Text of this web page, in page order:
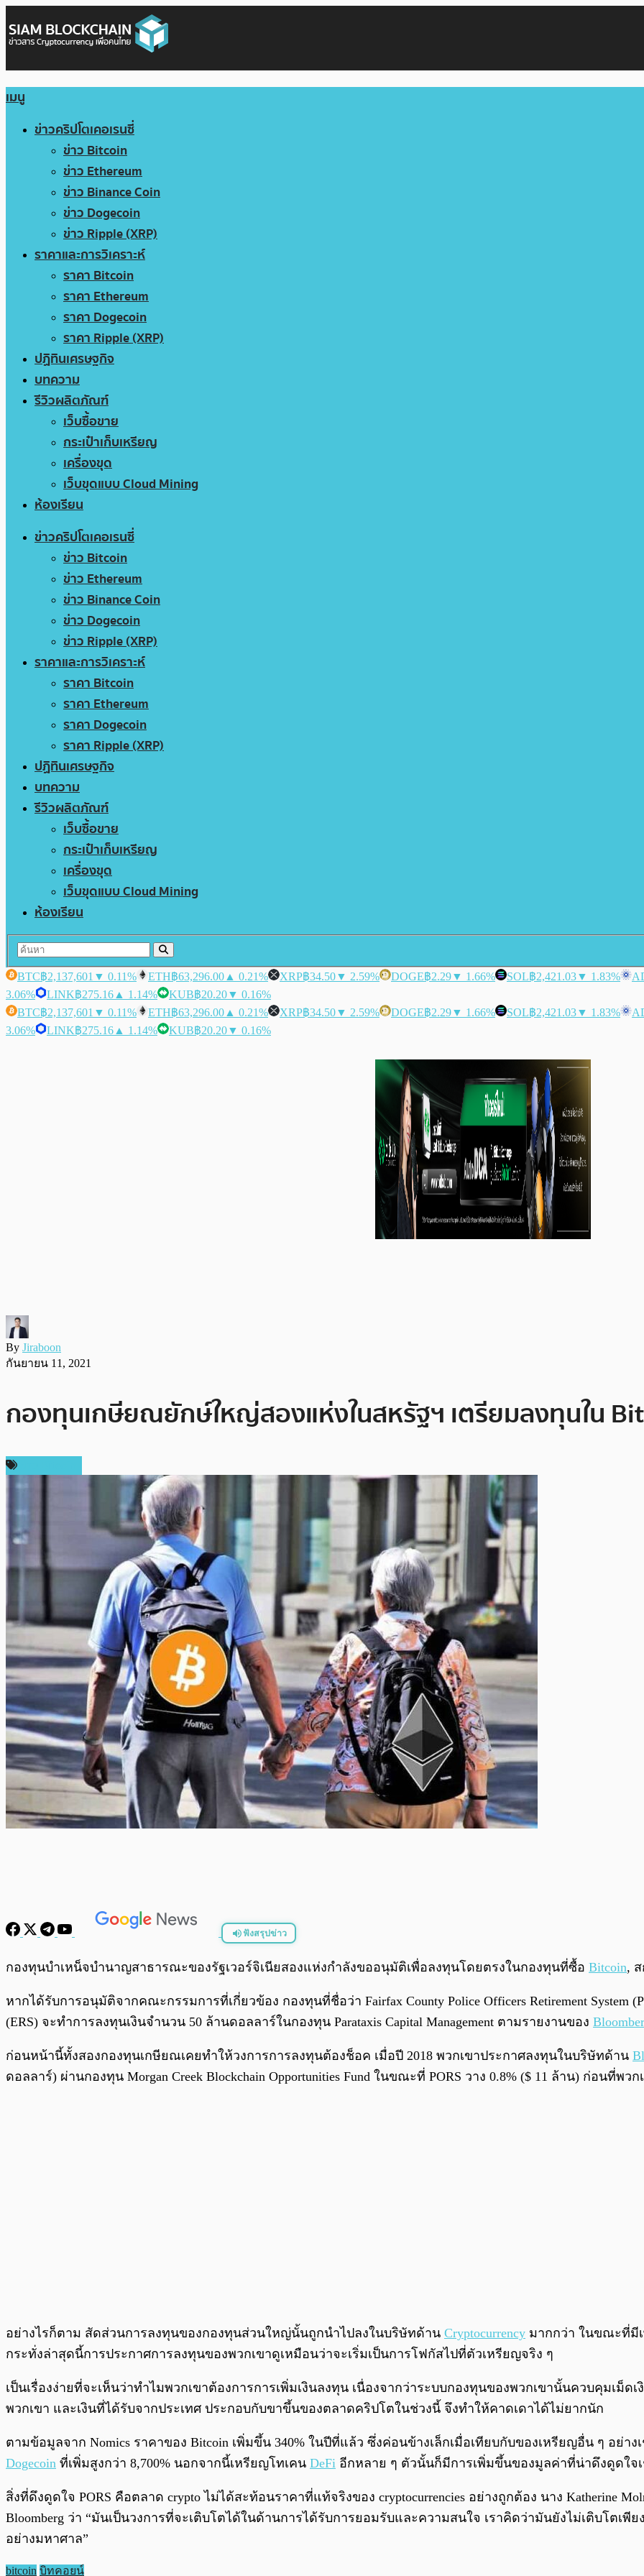
เมนู
ข่าวคริปโตเคอเรนซี่
ข่าว Bitcoin
ข่าว Ethereum
ข่าว Binance Coin
ข่าว Dogecoin
ข่าว Ripple (XRP)
ราคาและการวิเคราะห์
ราคา Bitcoin
ราคา Ethereum
ราคา Dogecoin
ราคา Ripple (XRP)
ปฏิทินเศรษฐกิจ
บทความ
รีวิวผลิตภัณฑ์
เว็บซื้อขาย
กระเป๋าเก็บเหรียญ
เครื่องขุด
เว็บขุดแบบ Cloud Mining
ห้องเรียน
ข่าวคริปโตเคอเรนซี่
ข่าว Bitcoin
ข่าว Ethereum
ข่าว Binance Coin
ข่าว Dogecoin
ข่าว Ripple (XRP)
ราคาและการวิเคราะห์
ราคา Bitcoin
ราคา Ethereum
ราคา Dogecoin
ราคา Ripple (XRP)
ปฏิทินเศรษฐกิจ
บทความ
รีวิวผลิตภัณฑ์
เว็บซื้อขาย
กระเป๋าเก็บเหรียญ
เครื่องขุด
เว็บขุดแบบ Cloud Mining
ห้องเรียน
BTC฿2,137,601 ▼ 0.11% ETH฿63,296.00 ▲ 0.21% XRP฿34.50▼ 2.59% DOGE฿2.29▼ 1.66% SOL฿2,421.03▼ 1.83%
3.06%
LINK฿275.16 ▲ 1.14% KUB฿20.20▼ 0.16%
BTC฿2,137,601 ▼ 0.11% ETH฿63,296.00 ▲ 0.21% XRP฿34.50▼ 2.59% DOGE฿2.29▼ 1.66% SOL฿2,421.03▼ 1.83%
3.06%
LINK฿275.16 ▲ 1.14% KUB฿20.20▼ 0.16%
By Jiraboon
กันยายน 11, 2021
กองทุนเกษียณยักษ์ใหญ่สองแห่งในสหรัฐฯ เตรียมลงทุนใน
ฟังสรุปข่าว
พร้อมเล่น
กองทุนบำเหน็จบำนาญสาธารณะของรัฐเวอร์จิเนียสองแห่งกำลังขออนุมัติเพื่อลงทุนโดยตรงในกองทุนที่ซื้อ Bitcoin,
หากได้รับการอนุมัติจากคณะกรรมการที่เกี่ยวข้อง กองทุนที่ชื่อว่า Fairfax County Police Officers Retirement System
(ERS) จะทำการลงทุนเงินจำนวน 50 ล้านดอลลาร์ในกองทุน Parataxis Capital Management ตามรายงานของ
ก่อนหน้านี้ทั้งสองกองทุนเกษียณเคยทำให้วงการการลงทุนต้องช็อค เมื่อปี 2018 พวกเขาประกาศลงทุนในบริษัทด้าน
ดอลลาร์) ผ่านกองทุน Morgan Creek Blockchain Opportunities Fund ในขณะที่ PORS วาง 0.8% ($ 11 ล้าน) ก่อนที่พ
อย่างไรก็ตาม สัดส่วนการลงทุนของกองทุนส่วนใหญ่นั้นถูกนำไปลงในบริษัทด้าน Cryptocurrency มากกว่า ในขณะที่มี
กระทั่งล่าสุดนี้การประกาศการลงทุนของพวกเขาดูเหมือนว่าจะเริ่มเป็นการโฟกัสไปที่ตัวเหรียญจริง ๆ
เป็นเรื่องง่ายที่จะเห็นว่าทำไมพวกเขาต้องการการเพิ่มเงินลงทุน เนื่องจากว่าระบบกองทุนของพวกเขานั้นควบคุมเ
พวกเขา และเงินที่ได้รับจากประเทศ ประกอบกับขาขึ้นของตลาดคริปโตในช่วงนี้ จึงทำให้คาดเดาได้ไม่ยากนัก
ตามข้อมูลจาก Nomics ราคาของ Bitcoin เพิ่มขึ้น 340% ในปีที่แล้ว ซึ่งค่อนข้างเล็กเมื่อเทียบกับของเหรียญอื่น ๆ อย่าง
Dogecoin ที่เพิ่มสูงกว่า 8,700% นอกจากนี้เหรียญโทเคน DeFi อีกหลาย ๆ ตัวนั้นก็มีการเพิ่มขึ้นของมูลค่าที่น่าดึงดูดใจ
สิ่งที่ดึงดูดใจ PORS คือตลาด crypto ไม่ได้สะท้อนราคาที่แท้จริงของ cryptocurrencies อย่างถูกต้อง นาง Katherine
Bloomberg ว่า “มันเป็นวงการที่จะเติบโตได้ในด้านการได้รับการยอมรับและความสนใจ เราคิดว่ามันยังไม่เติบโตเ
อย่างมหาศาล”
bitcoin บิทคอยน์